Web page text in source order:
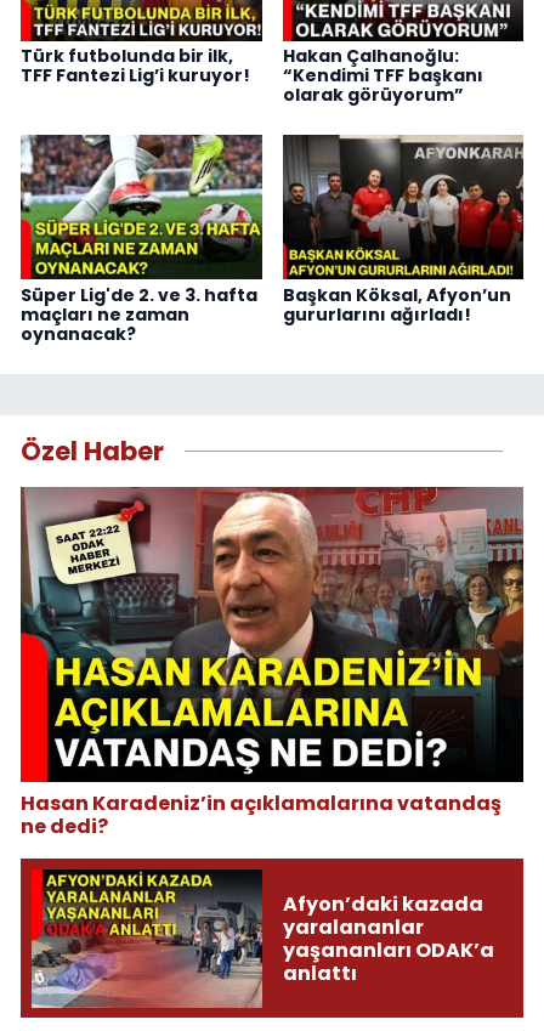
Türk futbolunda bir ilk,
TFF Fantezi Lig’i kuruyor!
Hakan Çalhanoğlu:
“Kendimi TFF başkanı
olarak görüyorum”
Süper Lig'de 2. ve 3. hafta
maçları ne zaman
oynanacak?
Başkan Köksal, Afyon’un
gururlarını ağırladı!
Özel Haber
Hasan Karadeniz’in açıklamalarına vatandaş
ne dedi?
Afyon’daki kazada
yaralananlar
yaşananları ODAK’a
anlattı